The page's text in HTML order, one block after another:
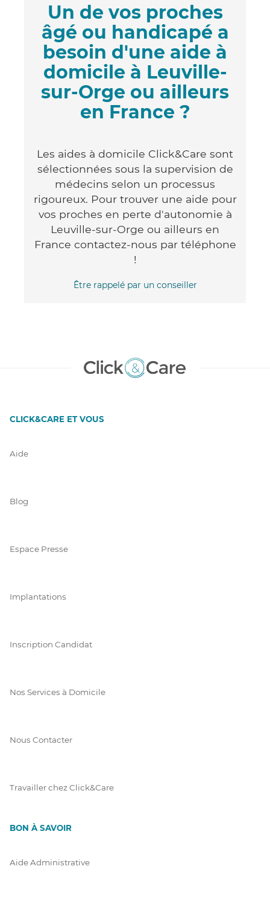
Un de vos proches
âgé ou handicapé a
besoin d'une aide à
domicile à Leuville-
sur-Orge ou ailleurs
en France ?
Les aides à domicile Click&Care sont
sélectionnées sous la supervision de
médecins selon un processus
rigoureux. Pour trouver une aide pour
vos proches en perte d'autonomie à
Leuville-sur-Orge ou ailleurs en
France contactez-nous par téléphone
!
Être rappelé par un conseiller
CLICK&CARE ET VOUS
Aide
Blog
Espace Presse
Implantations
Inscription Candidat
Nos Services à Domicile
Nous Contacter
Travailler chez Click&Care
BON À SAVOIR
Aide Administrative